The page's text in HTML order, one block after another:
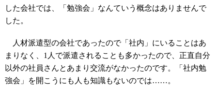
した会社では、「勉強会」なんていう概念はありませんで
した。
人材派遣型の会社であったので「社内」にいることはあ
まりなく、1人で派遣されることも多かったので、正直自分
以外の社員さんとあまり交流がなかったのです。「社内勉
強会」を開こうにも人も知識もないのでは……。